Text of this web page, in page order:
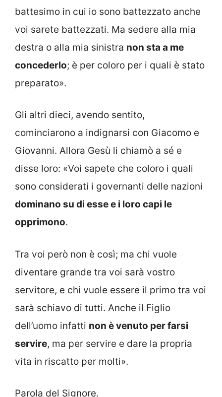
battesimo in cui io sono battezzato anche
voi sarete battezzati. Ma sedere alla mia
destra o alla mia sinistra non sta a me
concederlo; è per coloro per i quali è stato
preparato».
Gli altri dieci, avendo sentito,
cominciarono a indignarsi con Giacomo e
Giovanni. Allora Gesù li chiamò a sé e
disse loro: «Voi sapete che coloro i quali
sono considerati i governanti delle nazioni
dominano su di esse e i loro capi le
opprimono.
Tra voi però non è così; ma chi vuole
diventare grande tra voi sarà vostro
servitore, e chi vuole essere il primo tra voi
sarà schiavo di tutti. Anche il Figlio
dell’uomo infatti non è venuto per farsi
servire, ma per servire e dare la propria
vita in riscatto per molti».
Parola del Signore.